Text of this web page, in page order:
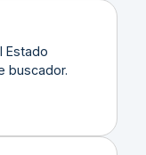
Estado
buscador.